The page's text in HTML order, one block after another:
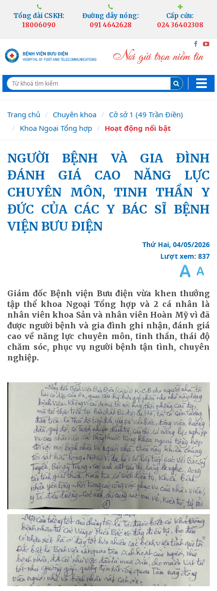
Tổng đài CSKH:
18006090
Đường dây nóng:
091 4642628
Cấp cứu:
024 36402308
Trang chủ Chuyên khoa
Cở sở 1 (49 Trần Điền)
Khoa Ngoại Tổng hợp
Hoạt động nổi bật
NGƯỜI BỆNH VÀ GIA ĐÌNH
ĐÁNH GIÁ CAO NĂNG LỰC
CHUYÊN MÔN, TINH THẦN Y
ĐỨC CỦA CÁC Y BÁC SĨ BỆNH
VIỆN BƯU ĐIỆN
Thứ Hai, 04/05/2026
Lượt xem: 837
Giám đốc Bệnh viện Bưu điện vừa khen thưởng
tập thể khoa Ngoại Tổng hợp và 2 cá nhân là
nhân viên khoa Sản và nhân viên Hoàn Mỹ vì đã
được người bệnh và gia đình ghi nhận, đánh giá
cao về năng lực chuyên môn, tinh thần, thái độ
chăm sóc, phục vụ người bệnh tận tình, chuyên
nghiệp.